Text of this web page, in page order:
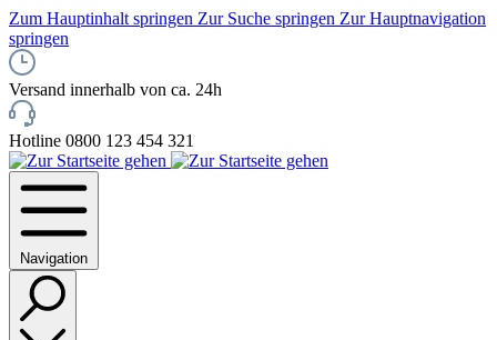
Zum Hauptinhalt springen Zur Suche springen Zur Hauptnavigation
springen
Versand innerhalb von ca. 24h
Hotline 0800 123 454 321
Navigation